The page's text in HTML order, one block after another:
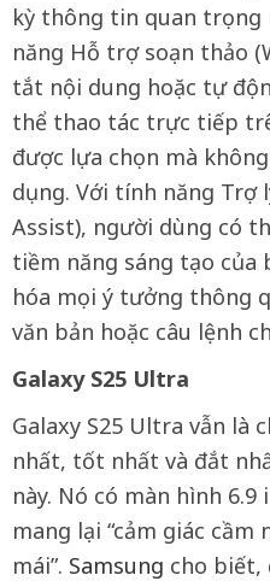
kỳ thông tin quan trọng
năng Hỗ trợ soạn thảo
tắt nội dung hoặc tự
thể thao tác trực tiếp
được lựa chọn mà
dụng. Với tính năng Trợ
Assist), người dùng có
tiềm năng sáng tạo của
hóa mọi ý tưởng thông
văn bản hoặc câu lệnh
Galaxy S25 Ultra
Galaxy S25 Ultra vẫn là
nhất, tốt nhất và đắt
này. Nó có màn hình
mang lại “cảm giác cầm
mái”. Samsung cho biết,